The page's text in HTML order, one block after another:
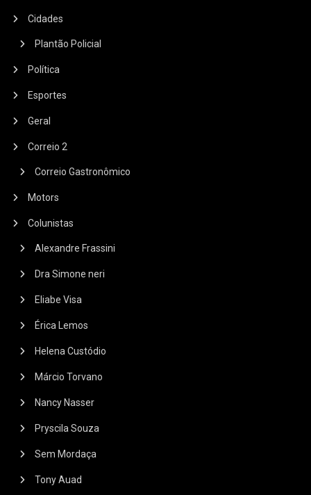
Cidades
Plantão Policial
Política
Esportes
Geral
Correio 2
Correio Gastronômico
Motors
Colunistas
Alexandre Frassini
Dra Simone neri
Eliabe Visa
Érica Lemos
Helena Custódio
Márcio Torvano
Nancy Nasser
Pryscila Souza
Sem Mordaça
Tony Auad